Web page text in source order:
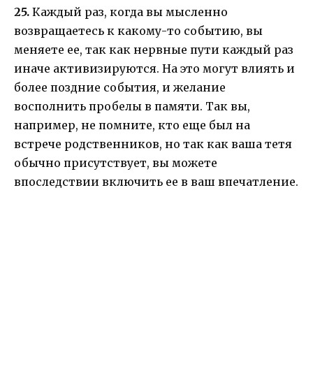
25. Каждый раз, когда вы мысленно
возвращаетесь к какому-то событию, вы
меняете ее, так как нервные пути каждый раз
иначе активизируются. На это могут влиять и
более поздние события, и желание
восполнить пробелы в памяти. Так вы,
например, не помните, кто еще был на
встрече родственников, но так как ваша тетя
обычно присутствует, вы можете
впоследствии включить ее в ваш впечатление.